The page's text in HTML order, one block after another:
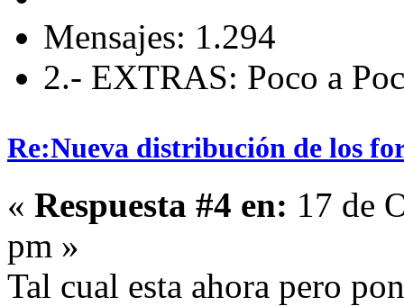
Mensajes: 1.294
2.- EXTRAS: Poco a
Re:Nueva distribución de los
« Respuesta #4 en: 17 de
pm »
Tal cual esta ahora pero